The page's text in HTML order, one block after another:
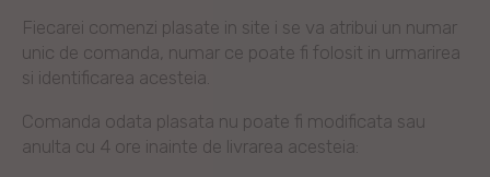
Fiecarei comenzi plasate in site i se va atribui un numar
unic de comanda, numar ce poate fi folosit in urmarirea
si identificarea acesteia.
Comanda odata plasata nu poate fi modificata sau
anulta cu 4 ore inainte de livrarea acesteia: